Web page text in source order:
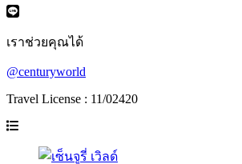
เราช่วยคุณได้
@centuryworld
Travel License : 11/02420